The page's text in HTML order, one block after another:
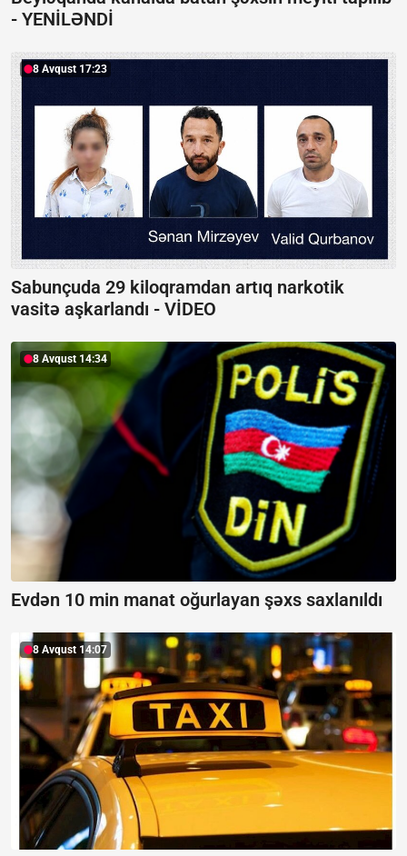
- YENİLƏNDİ
8 Avqust 17:23
Sabunçuda 29 kiloqramdan artıq narkotik
vasitə aşkarlandı - VİDEO
8 Avqust 14:34
Evdən 10 min manat oğurlayan şəxs saxlanıldı
8 Avqust 14:07